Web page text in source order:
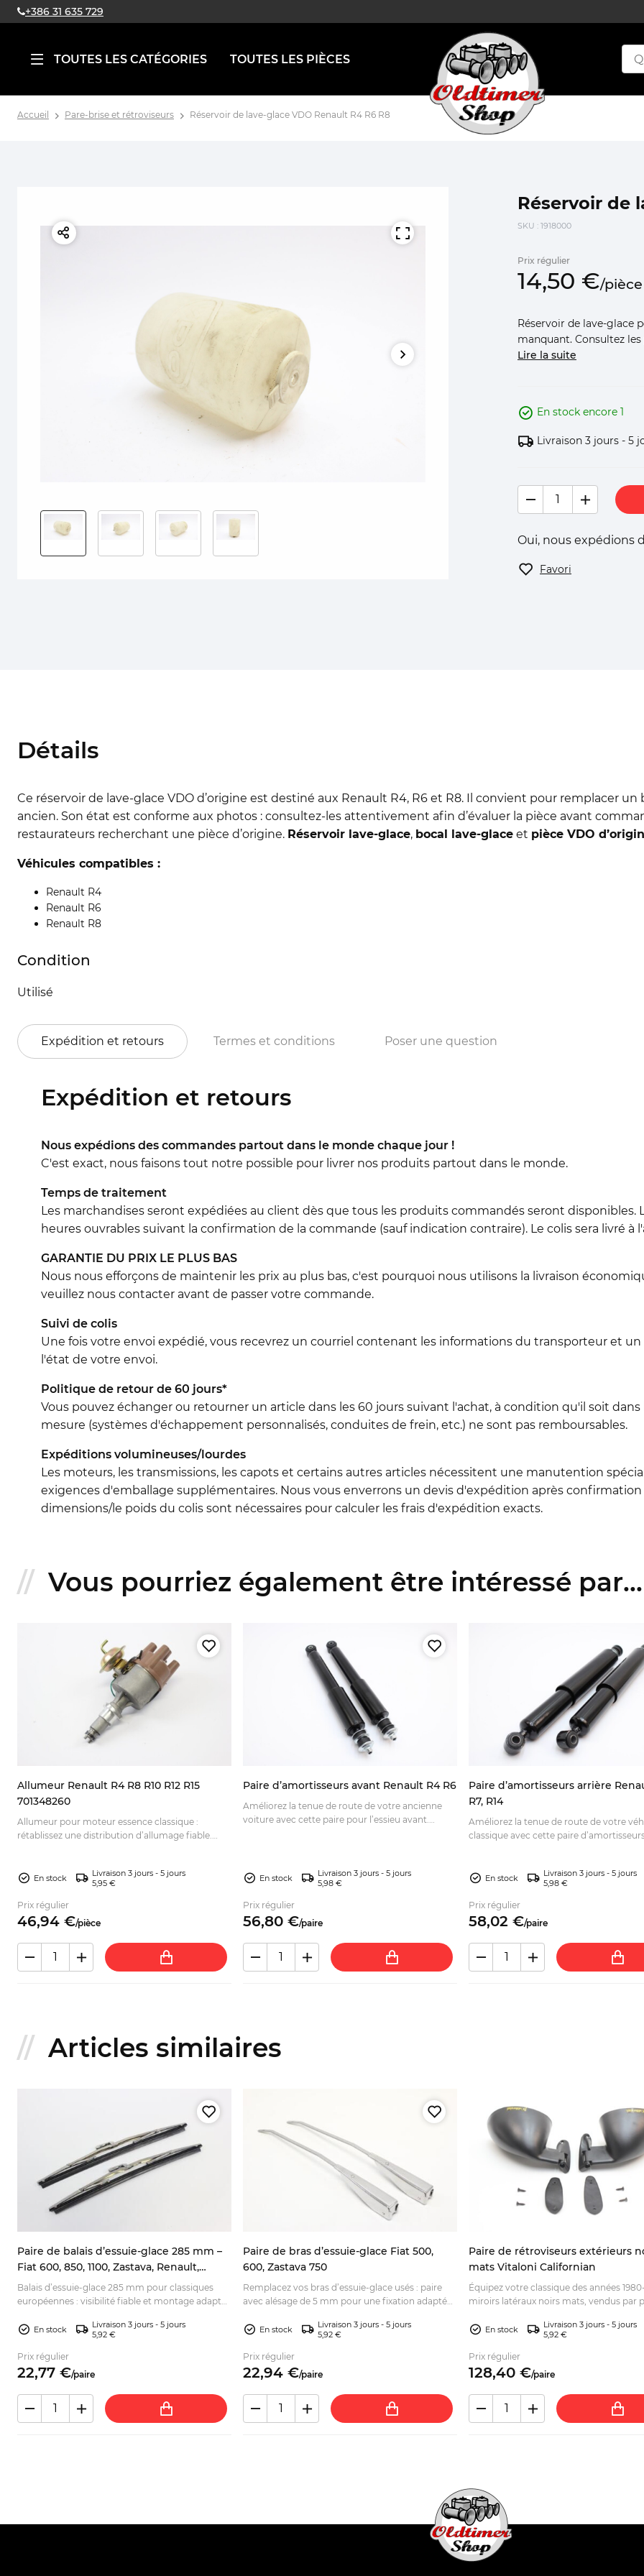
+386 31 635 729
TOUTES LES CATÉGORIES TOUTES LES PIÈCES
Accueil Pare-brise et rétroviseurs Réservoir de lave-glace VDO Renault R4 R6 R8
Réservoir de
SKU : 1918000
Prix régulier
14,50 €/pièce
Réservoir de lave-glace
manquant. Consultez
Lire la suite
En stock encore 1
Livraison 3 jours - 5
Oui, nous expédions
Favori
Détails
Ce réservoir de lave-glace VDO d’origine est destiné aux Renault R4, R6 et R8. Il convient pour remplacer
ancien. Son état est conforme aux photos : consultez-les attentivement afin d’évaluer la pièce avant
restaurateurs recherchant une pièce d’origine. Réservoir lave-glace, bocal lave-glace et pièce VDO
Véhicules compatibles :
Renault R4
Renault R6
Renault R8
Condition
Utilisé
Expédition et retours Termes et conditions Poser une question
Expédition et retours
Nous expédions des commandes partout dans le monde chaque jour !
C'est exact, nous faisons tout notre possible pour livrer nos produits partout dans le monde.
Temps de traitement
Les marchandises seront expédiées au client dès que tous les produits commandés seront
heures ouvrables suivant la confirmation de la commande (sauf indication contraire). Le colis sera livré à
GARANTIE DU PRIX LE PLUS BAS
Nous nous efforçons de maintenir les prix au plus bas, c'est pourquoi nous utilisons la livraison
veuillez nous contacter avant de passer votre commande.
Suivi de colis
Une fois votre envoi expédié, vous recevrez un courriel contenant les informations du transporteur et
l'état de votre envoi.
Politique de retour de 60 jours*
Vous pouvez échanger ou retourner un article dans les 60 jours suivant l'achat, à condition qu'il soit
mesure (systèmes d'échappement personnalisés, conduites de frein, etc.) ne sont pas remboursables.
Expéditions volumineuses/lourdes
Les moteurs, les transmissions, les capots et certains autres articles nécessitent une manutention
exigences d'emballage supplémentaires. Nous vous enverrons un devis d'expédition après
dimensions/le poids du colis sont nécessaires pour calculer les frais d'expédition exacts.
Vous pourriez également être intéressé par...
Allumeur Renault R4 R8 R10 R12 R15
701348260
Allumeur pour moteur essence classique :
rétablissez une distribution d’allumage fiable.
En stock
Livraison 3 jours - 5 jours
5,95 €
Prix régulier
46,94 €/pièce
Paire d’amortisseurs avant Renault R4 R6
Améliorez la tenue de route de votre ancienne
voiture avec cette paire pour l’essieu avant.
En stock
Livraison 3 jours - 5 jours
5,98 €
Prix régulier
56,80 €/paire
Paire d’amortisseurs arrière
R7, R14
Améliorez la tenue de route de votre
classique avec cette paire
En stock
Livraison 3 jours - 5 jours
5,98 €
Prix régulier
58,02 €/paire
Articles similaires
Paire de balais d’essuie-glace 285 mm –
Fiat 600, 850, 1100, Zastava, Renault,
Lancia
Balais d’essuie-glace 285 mm pour classiques
européennes : visibilité fiable et montage adapté.
En stock
Livraison 3 jours - 5 jours
5,92 €
Prix régulier
22,77 €/paire
Paire de bras d’essuie-glace Fiat 500,
600, Zastava 750
Remplacez vos bras d’essuie-glace usés : paire
avec alésage de 5 mm pour une fixation adaptée.
En stock
Livraison 3 jours - 5 jours
5,92 €
Prix régulier
22,94 €/paire
Paire de rétroviseurs extérieurs
mats Vitaloni Californian
Équipez votre classique des années
miroirs latéraux noirs mats, vendus par
ligne.En stock
Livraison 3 jours - 5 jours
5,92 €
Prix régulier
128,40 €/paire